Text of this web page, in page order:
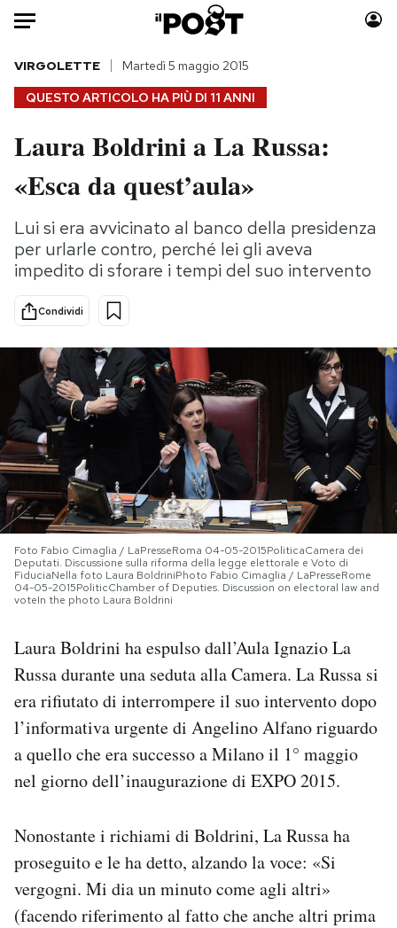
Auto
HOME
Italia
Politica
Tecnologia
Internet
Scienza
Cultura
Economia
Sport
Moda
Consumismi
Storie/Idee
Ok Boomer!
Media
Mondiali calcio 2026
PODCAST
NEWSLETTER
I MIEI PREFERITI
SHOP
CALENDARIO
AREA PERSONALE
Area Personale
Newsletter
Regala il Post
Hai bisogno di aiuto?
Esci
QUESTO ARTICOLO HA PIÙ DI 11 ANNI
VIRGOLETTE Martedì 5 maggio 2015
Laura Boldrini a La Russa:
«Esca da quest’aula»
Lui si era avvicinato al banco della presidenza
per urlarle contro, perché lei gli aveva
impedito di sforare i tempi del suo intervento
Condividi
Foto Fabio Cimaglia / LaPresseRoma 04-05-2015PoliticaCamera dei
Deputati. Discussione sulla riforma della legge elettorale e Voto di
FiduciaNella foto Laura BoldriniPhoto Fabio Cimaglia / LaPresseRome
04-05-2015PoliticChamber of Deputies. Discussion on electoral law and
voteIn the photo Laura Boldrini
Laura Boldrini ha espulso dall’Aula Ignazio La
Russa durante una seduta alla Camera. La Russa si
era rifiutato di interrompere il suo intervento dopo
l’informativa urgente di Angelino Alfano riguardo
a quello che era successo a Milano il 1° maggio
nel giorno dell’inaugurazione di EXPO 2015.
Nonostante i richiami di Boldrini, La Russa ha
proseguito e le ha detto, alzando la voce: «Si
vergogni. Mi dia un minuto come agli altri»
(facendo riferimento al fatto che anche altri prima